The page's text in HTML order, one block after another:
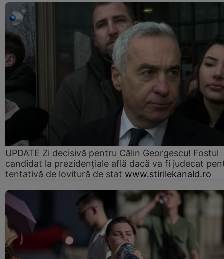
UPDATE Zi decisivă pentru Călin Georgescu! Fostul
candidat la prezidențiale află dacă va fi judecat
tentativă de lovitură de stat www.stirilekanald.ro